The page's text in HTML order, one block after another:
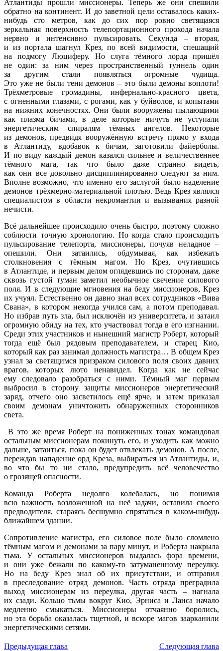
Атлантиды прошли миссионеры. Теперь же они спешили
обратно на континент. И до заветной цели оставалось каких-
нибудь сто метров, как до сих пор ровно светящаяся
зеркальная поверхность телепортационного прохода начала
нервно и интенсивно пульсировать. Секунда – вторая,
и из портала шагнул Крез, по всей видимости, спешащий
на подмогу Люциферу. Но слуга тёмного лорда пришёл
не один: за ним через пространственный туннель один
за другим стали появляться огромные чудища.
Это уже не были тени демонов – это были демоны воплоти!
Трёхметровые громадины, инфернально-красного цвета,
с огненными глазами, с рогами, как у буйволов, и копытами
на нижних конечностях. Они были вооружены пылающими
как плазма бичами, в деле которые ничуть не уступали
энергетическим спиралям тёмных ангелов. Некоторые
из демонов, предвидя вооружённую встречу прямо у входа
в Атлантиду, вдобавок к бичам, заготовили файерболы.
И по виду каждый демон казался сильнее и величественнее
тёмного мага, так что было даже странно видеть,
как они все довольно дисциплинированно следуют за ним.
Вполне возможно, что именно его заслугой было наделение
демонов трёхмерно-материальной плотью. Ведь Крез являлся
специалистом в области некромантии и вызывания разной
нечисти.
Всё дальнейшее происходило очень быстро, поэтому сложно
соблюсти точную хронологию. Но когда стало происходить
пульсирование телепорта, миссионеры, почуяв неладное –
опешили. Они затаились, обдумывая, как избежать
столкновения с тёмным магом. Но Крез, очутившись
в Атлантиде, и первым делом оглядевшись по сторонам, даже
сквозь густой туман заметил необычное свечение силового
поля. И в следующие мгновения на беду миссионеров, Крез
их учуял. Естественно он давно знал всех сотрудников «Вива
Свана», в котором некогда учился сам, а потом преподавал.
Но избрав путь зла, был исключён из университета, и затаил
огромную обиду на тех, кто участвовал тогда в его изгнании.
Среди этих участников и нынешний магистр Роберт, который
тогда ещё был рядовым преподавателем, и старец Кио,
который как раз занимал должность магистра… В общем Крез
узнал за светящимся призраком силового поля своих давних
врагов, которых люто ненавидел. Когда как не сейчас
ему следовало разобраться с ними. Тёмный маг первым
выбросил в сторону защиты миссионеров энергетический
заряд, отчего оно засветилось ещё ярче, и затем приказал
своим демонам уничтожить обнаруженных сторонников
света.
В это же время Роберт на пониженных тонах командовал
остальным миссионерам покинуть его, и уходить как можно
дальше, затаиться, пока он будет отвлекать демонов. А после,
переждав нападение орд Креза, выбираться из Атлантиды, и,
во что бы то ни стало, предупредить всё человечество
о грозящей опасности.
Команда Роберта недолго колебалась, но понимая
всю важность возложенной на неё задачи, оставила своего
предводителя, стараясь бесшумно спрятаться в каком-нибудь
ближайшем здании.
Сопротивление магистра, его силовое поле было сломлено
тёмным магом и демонами за пару минут, и Роберта накрыла
тьма. У остальных миссионеров выдалась фора времени,
и они уже бежали по какому-тозатуманенному переулку.
Но на беду Крез знал об их присутствии, и отправил
в преследование отряд демонов. Часть отряда преградила
выход миссионерам из переулка, другая часть – нагнала
их сзади. Кольцо тьмы вокруг Кио, Эрниса и Ланса начало
медленно смыкаться. Миссионеры отчаянно боролись,
но эта борьба оказалась тщетной, и вскоре магов заарканили
энергетическими сетями.
Предыдущая глава Следующая глава